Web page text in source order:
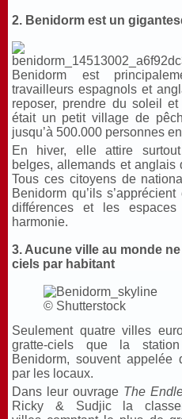
2. Benidorm est un
Benidorm est
travailleurs espagnols et
reposer, prendre du soleil
était un petit village de
jusqu’à 500.000 personnes
En hiver, elle attire
belges, allemands et anglais
Tous ces citoyens de
Benidorm qu’ils
différences et les
harmonie.
3. Aucune ville au monde
ciels par habitant
© Shutterstock
Seulement quatre villes
gratte-ciels que la
Benidorm, souvent appelée
par les locaux.
Dans leur ouvrage The
Ricky & Sudjic la